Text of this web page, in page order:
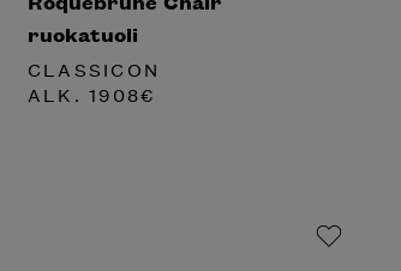
ruokatuoli
CLASSICON
ALK.1908€